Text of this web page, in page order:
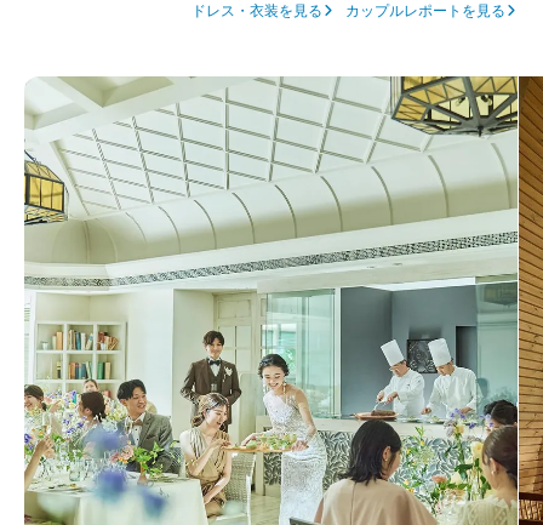
ドレス・衣装を見る カップルレポートを見る